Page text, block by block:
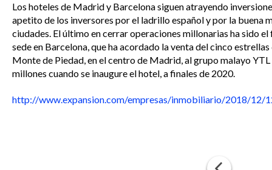
Los hoteles de Madrid y Barcelona siguen atrayendo
apetito de los inversores por el ladrillo español y por la buena
ciudades. El último en cerrar operaciones millonarias ha sido
sede en Barcelona, que ha acordado la venta del cinco
Monte de Piedad, en el centro de Madrid, al grupo malayo
millones cuando se inaugure el hotel, a finales de 2020.
http://www.expansion.com/empresas/inmobiliario/2018/12/